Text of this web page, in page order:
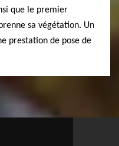
que le premier
sa végétation. Un
prestation de pose de